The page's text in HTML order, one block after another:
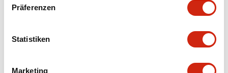
Präferenzen
Statistiken
Marketing